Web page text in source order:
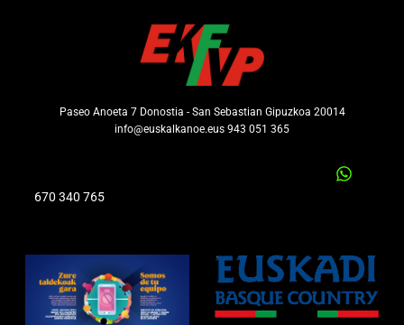
Paseo Anoeta 7 Donostia - San Sebastian Gipuzkoa 20014
info@euskalkanoe.eus 943 051 365
670 340 765